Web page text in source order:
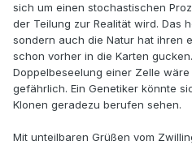
sich um einen stochastischen
der Teilung zur Realität wird. Das
sondern auch die Natur hat ihren
schon vorher in die Karten
Doppelbeseelung einer Zelle
gefährlich. Ein Genetiker könnte
Klonen geradezu berufen sehen.
Mit unteilbaren Grüßen vom